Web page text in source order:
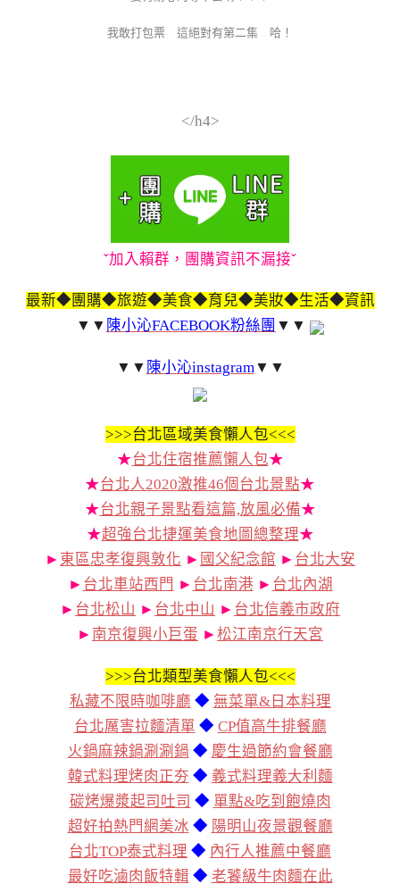
我敢打包票 這絕對有第二集 哈！
</h4>
ˇ加入賴群，團購資訊不漏接ˇ
最新◆團購◆旅遊◆美食◆育兒◆美妝◆生活◆資訊
▼▼ 陳小沁FACEBOOK粉絲團 ▼▼
▼▼ 陳小沁instagram▼▼
>>>台北區域美食懶人包<<<
★台北住宿推薦懶人包★
★台北人2020激推46個台北景點★
★台北親子景點看這篇,放風必備★
★超強台北捷運美食地圖總整理★
► 東區忠孝復興敦化 ► 國父紀念館 ► 台北大安
► 台北車站西門 ► 台北南港 ► 台北內湖
► 台北松山 ► 台北中山 ► 台北信義市政府
► 南京復興小巨蛋 ► 松江南京行天宮
>>>台北類型美食懶人包<<<
私藏不限時咖啡廳 ◆ 無菜單&日本料理
台北厲害拉麵清單 ◆ CP值高牛排餐廳
火鍋麻辣鍋涮涮鍋 ◆ 慶生過節約會餐廳
韓式料理烤肉正夯 ◆ 義式料理義大利麵
碳烤爆漿起司吐司 ◆ 單點&吃到飽燒肉
超好拍熱門網美冰 ◆ 陽明山夜景觀餐廳
台北TOP泰式料理 ◆ 內行人推薦中餐廳
最好吃滷肉飯特輯 ◆ 老饕級牛肉麵在此